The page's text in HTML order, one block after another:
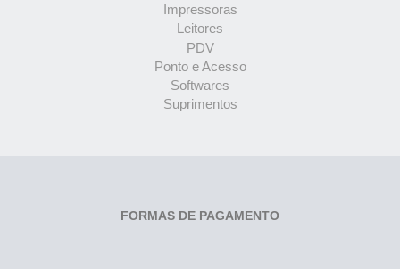
Impressoras
Leitores
PDV
Ponto e Acesso
Softwares
Suprimentos
FORMAS DE PAGAMENTO